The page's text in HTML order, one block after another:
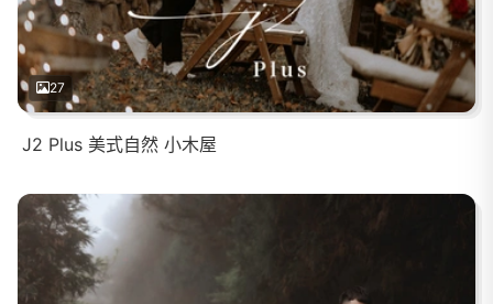
27
J2 Plus 美式自然 小木屋